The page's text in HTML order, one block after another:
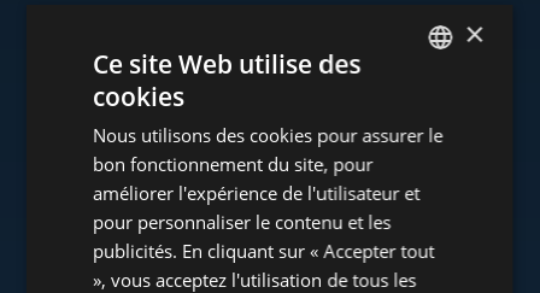
www.towerassistance.com
HUNGARIAN
FRENCH
ITALIAN
×
Ce site Web utilise des
cookies
Nous utilisons des cookies pour assurer le
bon fonctionnement du site, pour
améliorer l'expérience de l'utilisateur et
pour personnaliser le contenu et les
publicités. En cliquant sur « Accepter tout
», vous acceptez l'utilisation de tous les